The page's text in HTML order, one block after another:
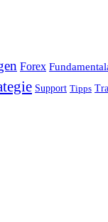
Forex
Support Tipps